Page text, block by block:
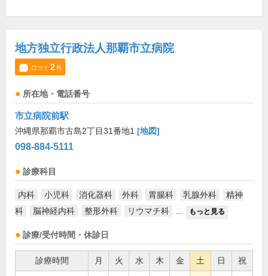
地方独立行政法人那覇市立病院
口コミ 2件
所在地・電話番号
市立病院前駅
沖縄県那覇市古島2丁目31番地1 [地図]
098-884-5111
診療科目
内科 小児科 消化器科 外科 胃腸科 乳腺外科
精神
科
脳神経内科 整形外科 リウマチ科 もっと見る
診療/受付時間・休診日
診療時間 月 火 水 木 金 土 日 祝